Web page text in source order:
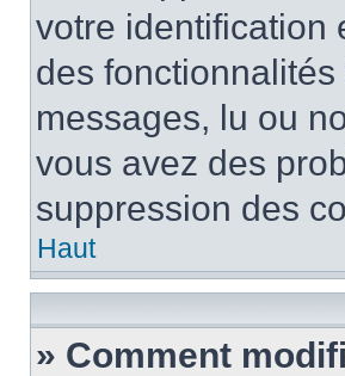
votre identification
des
messages, lu ou
vous avez des
suppression des
Haut
» Comment